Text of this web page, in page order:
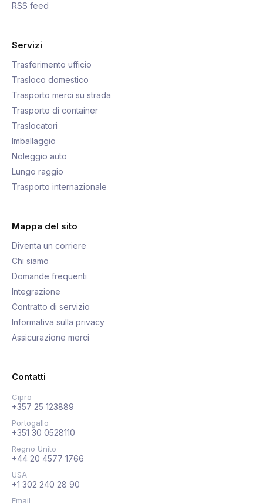
RSS feed
Servizi
Trasferimento ufficio
Trasloco domestico
Trasporto merci su strada
Trasporto di container
Traslocatori
Imballaggio
Noleggio auto
Lungo raggio
Trasporto internazionale
Mappa del sito
Diventa un corriere
Chi siamo
Domande frequenti
Integrazione
Contratto di servizio
Informativa sulla privacy
Assicurazione merci
Contatti
Cipro
+357 25 123889
Portogallo
+351 30 0528110
Regno Unito
+44 20 4577 1766
USA
+1 302 240 28 90
Email